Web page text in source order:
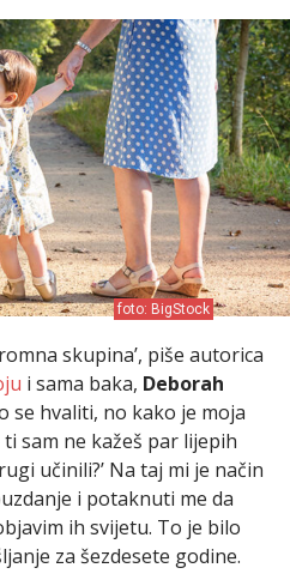
foto: BigStock
skupina’, piše autorica
i sama baka, Deborah
se hvaliti, no kako je moja
ti sam ne kažeš par lijepih
učinili?’ Na taj mi je način
i potaknuti me da
ih svijetu. To je bilo
za šezdesete godine.